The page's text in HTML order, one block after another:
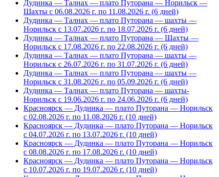
Дудинка — Талнах — плато Путорана — Норильск —
Шахты с 06.08.2026 г. по 11.08.2026 г. (6 дней)
Дудинка — Талнах — плато Путорана — шахты —
Норильск с 13.07.2026 г. по 18.07.2026 г. (6 дней)
Дудинка — Талнах — плато Путорана — Шахты —
Норильск с 17.08.2026 г. по 22.08.2026 г. (6 дней)
Дудинка — Талнах — плато Путорана — шахты —
Норильск с 26.07.2026 г. по 31.07.2026 г. (6 дней)
Дудинка — Талнах — плато Путорана — шахты —
Норильск с 31.08.2026 г. по 05.09.2026 г. (6 дней)
Дудинка — Талнах — плато Путорана — шахты-
Норильск с 19.06.2026 г. по 24.06.2026 г. (6 дней)
Красноярск — Дудинка — плато Путорана — Норильск
с 02.08.2026 г. по 11.08.2026 г. (10 дней)
Красноярск — Дудинка — плато Путорана — Норильск
с 04.07.2026 г. по 13.07.2026 г. (10 дней)
Красноярск — Дудинка — плато Путорана — Норильск
с 08.08.2026 г. по 17.08.2026 г. (10 дней)
Красноярск — Дудинка — плато Путорана — Норильск
с 10.07.2026 г. по 19.07.2026 г. (10 дней)